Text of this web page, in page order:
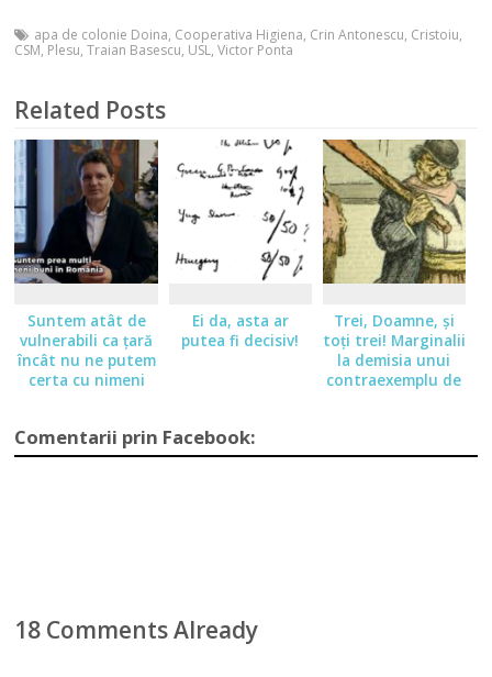
apa de colonie Doina, Cooperativa Higiena, Crin Antonescu, Cristoiu,
CSM, Plesu,Traian Basescu, USL,Victor Ponta
Related Posts
Suntem atât de
vulnerabili ca ţară
încât nu ne putem
certa cu nimeni
Ei da, asta ar
putea fi decisiv!
Trei, Doamne, şi
toţi trei! Marginalii
la demisia unui
contraexemplu de
Comentarii prin Facebook:
18 Comments Already